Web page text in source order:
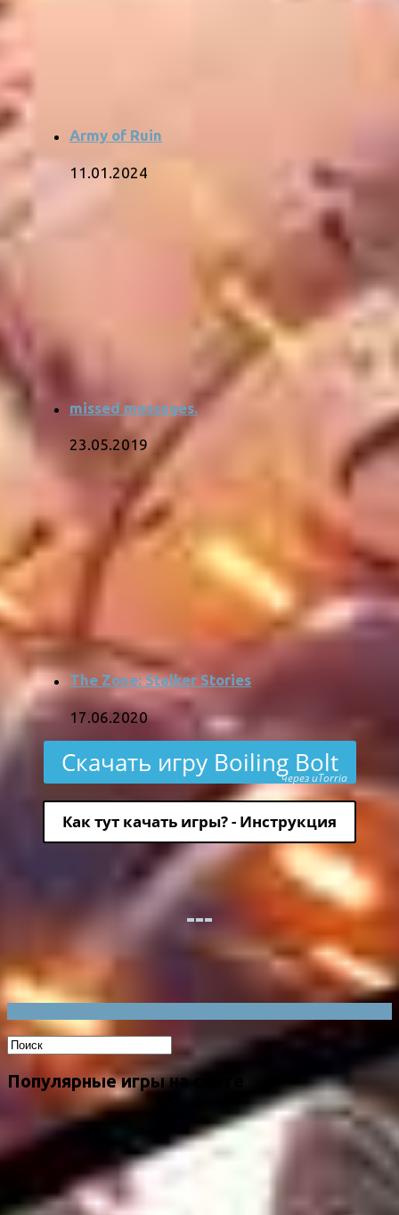
Army of Ruin
11.01.2024
missed messages.
23.05.2019
The Zone: Stalker Stories
17.06.2020
Скачать игру Boiling Bolt
через uTorria
Как тут качать игры? - Инструкция
Популярные игры на сайте